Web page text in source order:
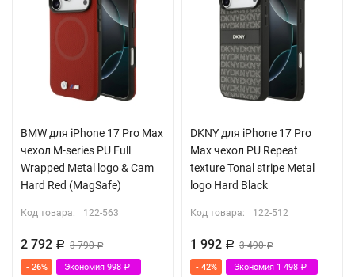
BMW для iPhone 17 Pro Max
чехол M-series PU Full
Wrapped Metal logo & Cam
Hard Red (MagSafe)
Код товара: 122-563
2 792 Р 3 790Р
- 26% Экономия 998 Р
DKNY для iPhone 17 Pro
Max чехол PU Repeat
texture Tonal stripe Metal
logo Hard Black
Код товара: 122-512
1 992 Р 3 490Р
- 42% Экономия 1 498 Р